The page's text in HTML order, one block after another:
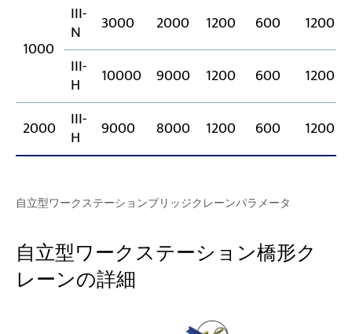
1000
III-
N 3000 2000 1200 600
1200
III-
H 10000 9000 1200 600 1200
2000 III-
H 9000 8000 1200 600 1200
自立型ワークステーションブリッジクレーンパラメータ
自立型ワークステーション橋形ク
レーンの詳細